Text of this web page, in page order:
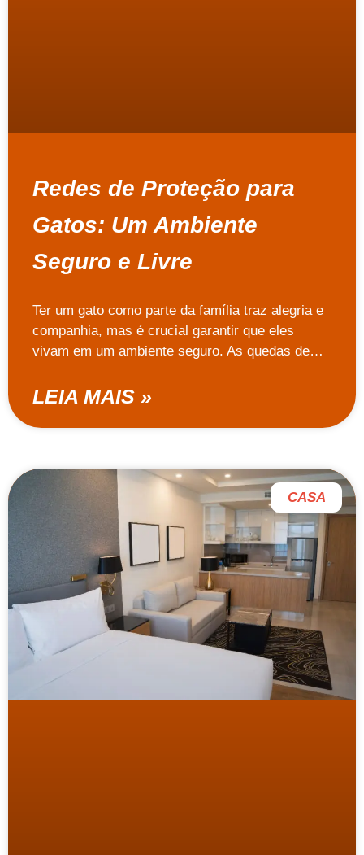
Redes de Proteção para
Gatos: Um Ambiente
Seguro e Livre
Ter um gato como parte da família traz alegria e
companhia, mas é crucial garantir que eles
vivam em um ambiente seguro. As quedas de…
LEIA MAIS »
CASA